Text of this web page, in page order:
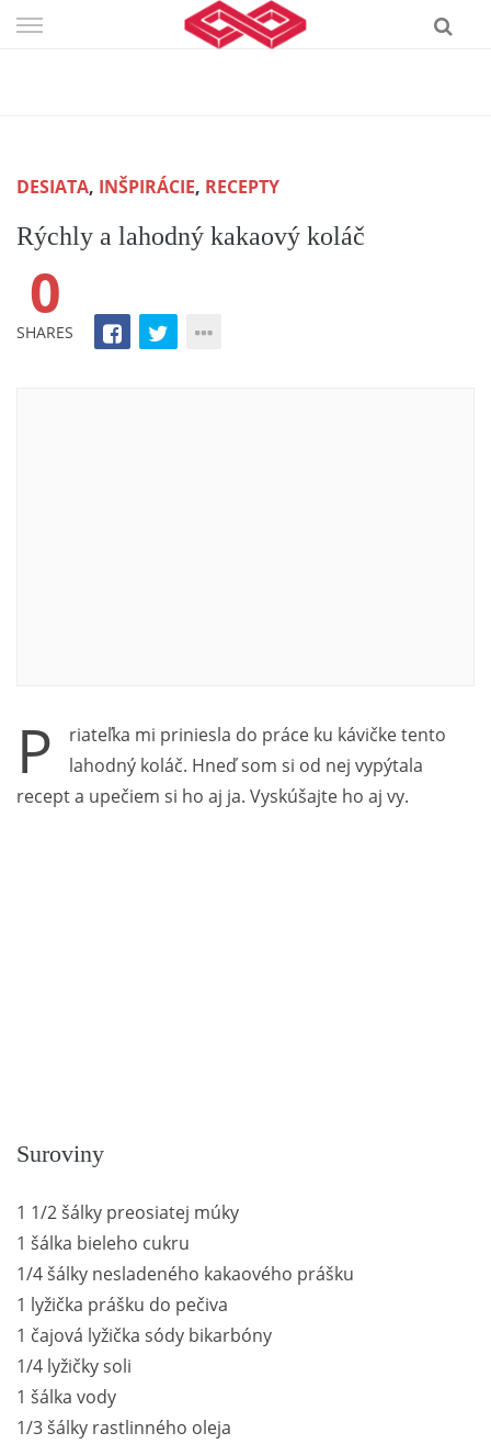
Skip
DESIATA, INŠPIRÁCIE, RECEPTY
Rýchly a lahodný kakaový koláč
0
SHARES
P
riateľka mi priniesla do práce ku kávičke tento
lahodný koláč. Hneď som si od nej vypýtala
recept a upečiem si ho aj ja. Vyskúšajte ho aj vy.
Suroviny
1 1/2 šálky preosiatej múky
1 šálka bieleho cukru
1/4 šálky nesladeného kakaového prášku
1 lyžička prášku do pečiva
1 čajová lyžička sódy bikarbóny
1/4 lyžičky soli
1 šálka vody
1/3 šálky rastlinného oleja